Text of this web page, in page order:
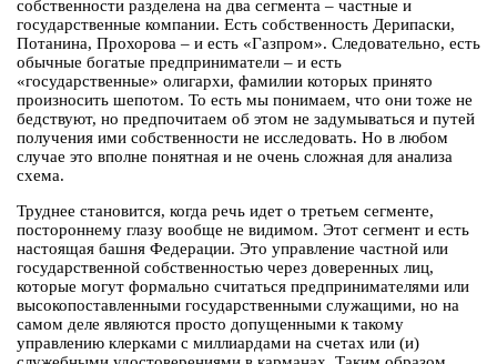
собственности разделена на два сегмента – частные и
государственные компании. Есть собственность Дерипаски,
Потанина, Прохорова – и есть «Газпром». Следовательно, есть
обычные богатые предприниматели – и есть
«государственные» олигархи, фамилии которых принято
произносить шепотом. То есть мы понимаем, что они тоже не
бедствуют, но предпочитаем об этом не задумываться и путей
получения ими собственности не исследовать. Но в любом
случае это вполне понятная и не очень сложная для анализа
схема.
Труднее становится, когда речь идет о третьем сегменте,
постороннему глазу вообще не видимом. Этот сегмент и есть
настоящая башня Федерации. Это управление частной или
государственной собственностью через доверенных лиц,
которые могут формально считаться предпринимателями или
высокопоставленными государственными служащими, но на
самом деле являются просто допущенными к такому
управлению клерками с миллиардами на счетах или (и)